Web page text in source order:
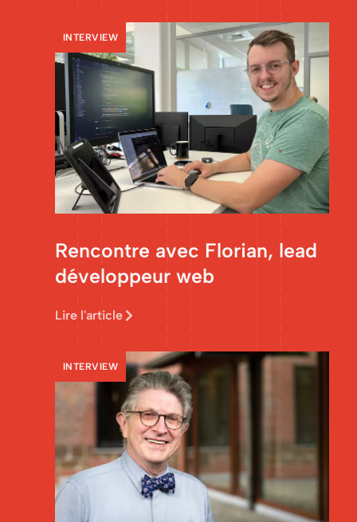
INTERVIEW
Rencontre avec Florian, lead
développeur web
Lire l'article
INTERVIEW